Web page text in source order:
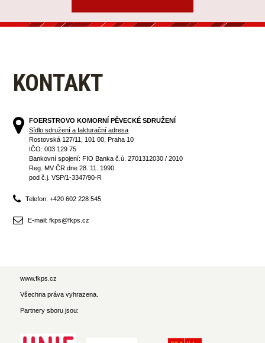
KONTAKT
FOERSTROVO KOMORNÍ PĚVECKÉ SDRUŽENÍ
Sídlo sdružení a fakturační adresa
Rostovská 127/11, 101 00, Praha 10
IČO: 003 129 75
Bankovní spojení: FIO Banka č.ú. 2701312030 / 2010
Reg. MV ČR dne 28. 11. 1990
pod č.j. VSP/1-3347/90-R
Telefon: +420 602 228 545
E-mail: fkps@fkps.cz
www.fkps.cz
Všechna práva vyhrazena.
Partnery sboru jsou: